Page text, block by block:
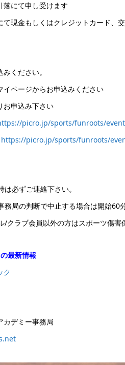
落にて申し受けます
て現金もしくはクレジットカード、
ください。
ページからお申込みください
申込み下さい
picro.jp/sports/funroots/
https://picro.jp/sports/funroots/
は必ずご連絡下さい。
務局の判断で中止する場合は開始60
/クラブ会員以外の方はスポーツ傷害
最新情報
ク
カデミー事務局